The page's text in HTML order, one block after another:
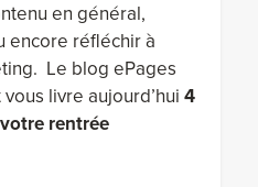
en général,
encore réfléchir à
Le blog ePages
livre aujourd’hui 4
rentrée